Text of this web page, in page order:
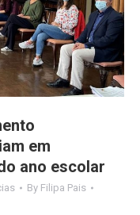
em
ano escolar
By Filipa Pais